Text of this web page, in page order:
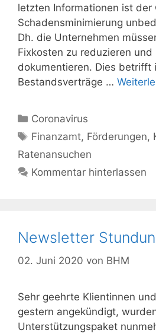
letzten Informationen ist der
Schadensminimierung
Dh. die Unternehmen
Fixkosten zu reduzieren und
dokumentieren. Dies betrifft
Bestandsverträge …
Kategorien
Coronavirus
Schlagwörter
Finanzamt, Förderungen,
Ratenansuchen
Kommentar hinterlassen
Newsletter
02. Juni 2020 von BHM
Sehr geehrte Klientinnen
gestern angekündigt,
Unterstützungspaket